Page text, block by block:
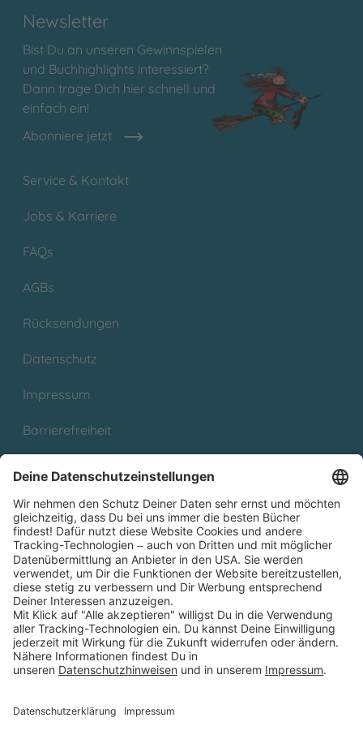
Newsletter
Bist Du an unseren Gewinnspielen
und Buchhighlights interessiert?
Dann trage Dich hier schnell und
einfach ein!
Abonniere jetzt
Service & Kontakt
Jobs & Karriere
FAQs
AGBs
Rücksendungen
Datenschutz
Impressum
Barrierefreiheit
Partnerprogramm (Affiliate)
Folge uns auf
* Versandkostenfrei ab 9,00 € Bestellwert innerhalb
Deutschlands
** Lieferzeit 1-3 Werktage innerhalb Deutschlands
Thienemann-Esslinger Verlag GmbH, Blumenstraße 36, D-70182